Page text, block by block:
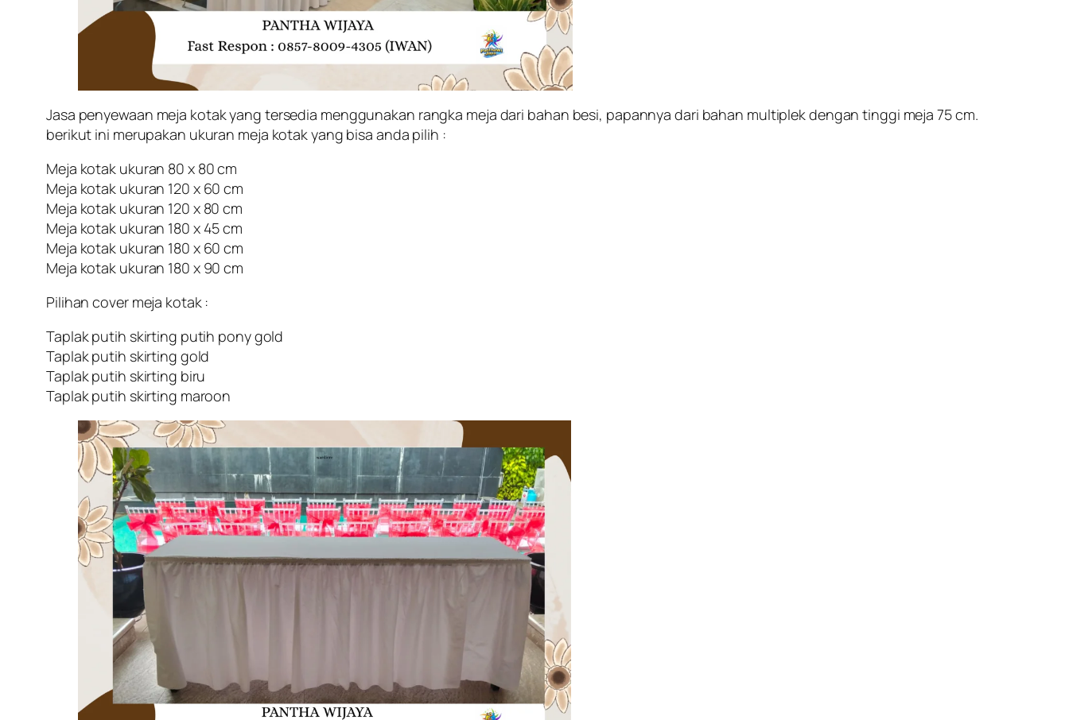
Jasa penyewaan meja kotak yang tersedia menggunakan rangka meja dari bahan besi, papannya dari bahan multiplek dengan tinggi meja 75 cm.
berikut ini merupakan ukuran meja kotak yang bisa anda pilih :
Meja kotak ukuran 80 x 80 cm
Meja kotak ukuran 120 x 60 cm
Meja kotak ukuran 120 x 80 cm
Meja kotak ukuran 180 x 45 cm
Meja kotak ukuran 180 x 60 cm
Meja kotak ukuran 180 x 90 cm
Pilihan cover meja kotak :
Taplak putih skirting putih pony gold
Taplak putih skirting gold
Taplak putih skirting biru
Taplak putih skirting maroon